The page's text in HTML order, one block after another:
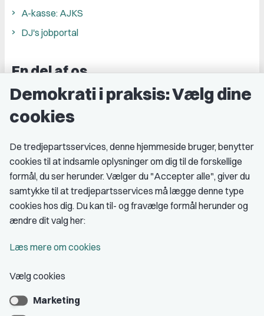
A-kasse: AJKS
DJ's jobportal
En del af os
Grupper og kredse
Studenterorganisationer
Medlemskab
Fordele som medlem
Kontingent
Bliv medlem
Demokrati i praksis: Vælg dine
cookies
De tredjepartsservices, denne hjemmeside bruger, benytter
cookies til at indsamle oplysninger om dig til de forskellige
formål, du ser herunder. Vælger du "Accepter alle", giver du
samtykke til at tredjepartsservices må lægge denne type
cookies hos dig. Du kan til- og fravælge formål herunder og
ændre dit valg her:
Læs mere om cookies
Vælg cookies
Marketing